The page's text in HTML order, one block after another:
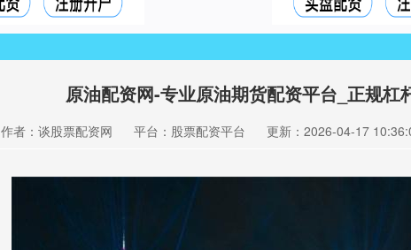
原油配资网-专业原油期货配资平台_正规杠
作者：谈股票配资网 平台：股票配资平台 更新：2026-04-17